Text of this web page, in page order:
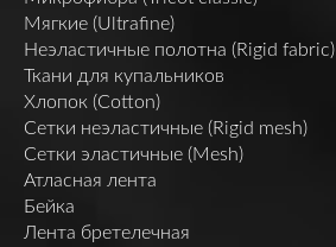
Мягкие (Ultrafine)
Неэластичные полотна (Rigid fabric)
Ткани для купальников
Хлопок (Cotton)
Сетки неэластичные (Rigid mesh)
Сетки эластичные (Mesh)
Атласная лента
Бейка
Лента бретелечная